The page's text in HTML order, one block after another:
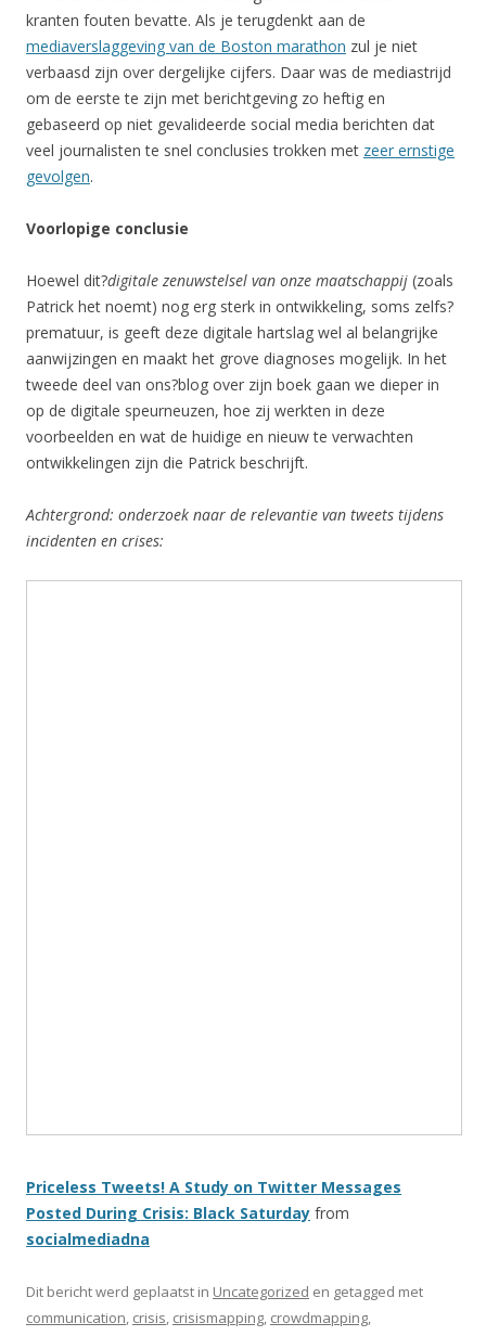
kranten fouten bevatte. Als je terugdenkt aan de
mediaverslaggeving van de Boston marathon zul je niet
verbaasd zijn over dergelijke cijfers. Daar was de mediastrijd
om de eerste te zijn met berichtgeving zo heftig en
gebaseerd op niet gevalideerde social media berichten dat
veel journalisten te snel conclusies trokken met zeer ernstige
gevolgen.
Voorlopige conclusie
Hoewel dit?digitale zenuwstelsel van onze maatschappij (zoals
Patrick het noemt) nog erg sterk in ontwikkeling, soms zelfs?
prematuur, is geeft deze digitale hartslag wel al belangrijke
aanwijzingen en maakt het grove diagnoses mogelijk. In het
tweede deel van ons?blog over zijn boek gaan we dieper in
op de digitale speurneuzen, hoe zij werkten in deze
voorbeelden en wat de huidige en nieuw te verwachten
ontwikkelingen zijn die Patrick beschrijft.
Achtergrond: onderzoek naar de relevantie van tweets tijdens
incidenten en crises:
Priceless Tweets! A Study on Twitter Messages
Posted During Crisis: Black Saturday from
socialmediadna
Dit bericht werd geplaatst in Uncategorized en getagged met
communication, crisis, crisismapping, crowdmapping,